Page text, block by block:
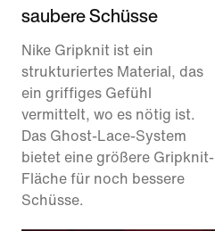
saubere Schüsse
Nike Gripknit ist ein
strukturiertes Material, das
ein griffiges Gefühl
vermittelt, wo es nötig ist.
Das Ghost-Lace-System
bietet eine größere Gripknit-
Fläche für noch bessere
Schüsse.